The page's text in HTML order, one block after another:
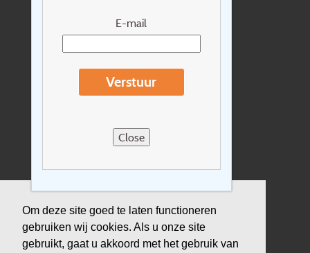
Om deze site goed te laten functioneren
gebruiken wij cookies. Als u onze site
gebruikt, gaat u akkoord met het gebruik van
E-mail
Verstuur
Close
Nieuwsbrief
Reisvoorwaarden
Sitemap
Verzekering
Duurzaamheid